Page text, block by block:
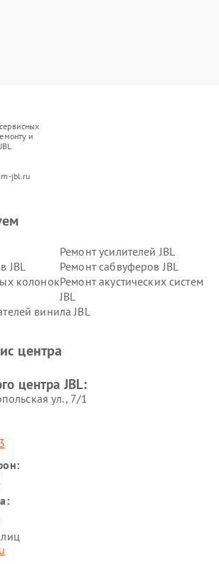
и
jbl.ru
Ремонт усилителей JBL
JBL
Ремонт сабвуферов JBL
колонокРемонт акустических систем
JBL
винила JBL
центра
центра JBL:
ул., 7/1